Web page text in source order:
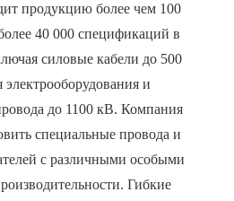
продукцию более чем 100
40 000 спецификаций в
силовые кабели до 500
и
до 1100 кВ. Компания
специальные провода и
с различными особыми
Гибкие